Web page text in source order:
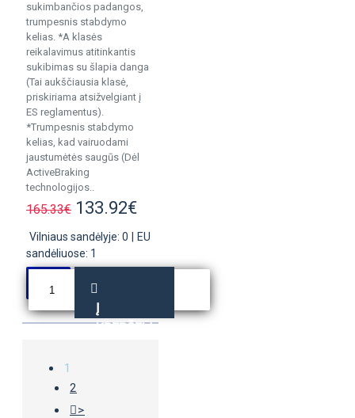
sukimbančios padangos,
trumpesnis stabdymo
kelias. *A klasės
reikalavimus atitinkantis
sukibimas su šlapia danga
(Tai aukščiausia klasė,
priskiriama atsižvelgiant į
ES reglamentus).
*Trumpesnis stabdymo
kelias, kad vairuodami
jaustumėtės saugūs (Dėl
ActiveBraking
technologijos..
165.33€ 133.92€
Vilniaus sandėlyje: 0
EU
sandėliuose: 1
Į
KREPŠELĮ
1
2
>